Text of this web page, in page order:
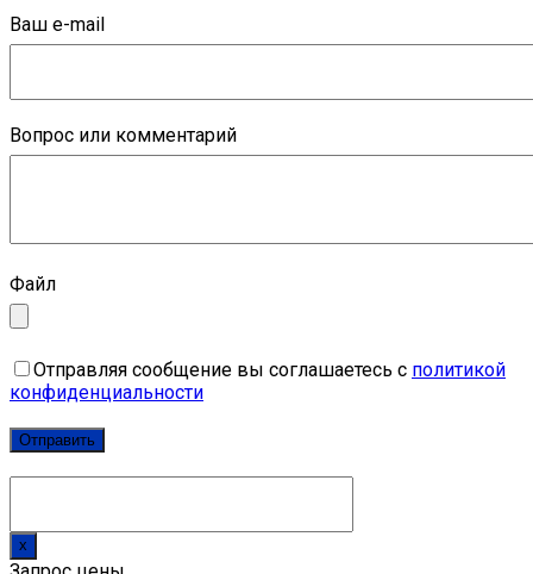
Ваш e-mail
Вопрос или комментарий
Файл
Отправляя сообщение вы соглашаетесь с политикой
конфиденциальности
x